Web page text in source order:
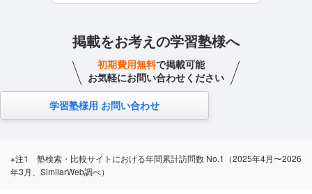
掲載をお考えの学習塾様へ
初期費用無料で掲載可能
お気軽にお問い合わせください
学習塾様用 お問い合わせ
※注1 塾検索・比較サイトにおける年間累計訪問数 No.1（2025年4月〜2026
年3月、SimilarWeb調べ）